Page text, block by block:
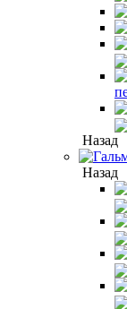
Назад
Назад